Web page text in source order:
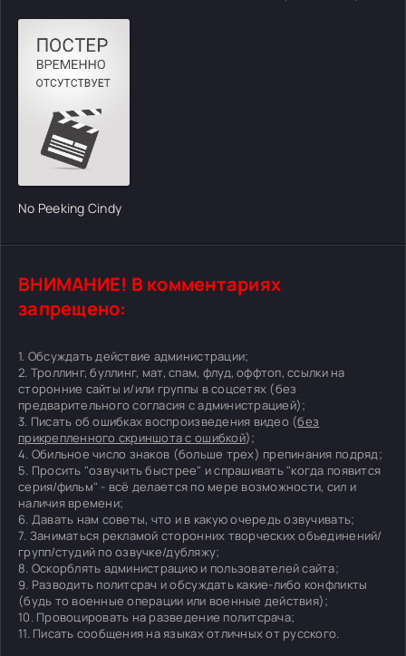
No Peeking Cindy
ВНИМАНИЕ! В комментариях
запрещено:
1. Обсуждать действие администрации;
2. Троллинг, буллинг, мат, спам, флуд, оффтоп, ссылки на
сторонние сайты и/или группы в соцсетях (без
предварительного согласия с администрацией);
3. Писать об ошибках воспроизведения видео (без
прикрепленного скриншота с ошибкой);
4. Обильное число знаков (больше трех) препинания подряд;
5. Просить "озвучить быстрее" и спрашивать "когда появится
серия/фильм" - всё делается по мере возможности, сил и
наличия времени;
6. Давать нам советы, что и в какую очередь озвучивать;
7. Заниматься рекламой сторонних творческих объединений/
групп/студий по озвучке/дубляжу;
8. Оскорблять администрацию и пользователей сайта;
9. Разводить политсрач и обсуждать какие-либо конфликты
(будь то военные операции или военные действия);
10. Провоцировать на разведение политсрача;
11. Писать сообщения на языках отличных от русского.